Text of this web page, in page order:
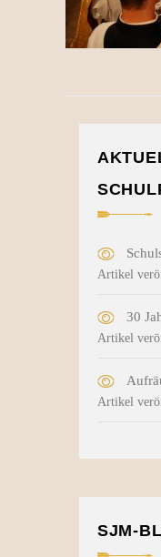
Artikel
30
Artikel
Artikel
SJM-